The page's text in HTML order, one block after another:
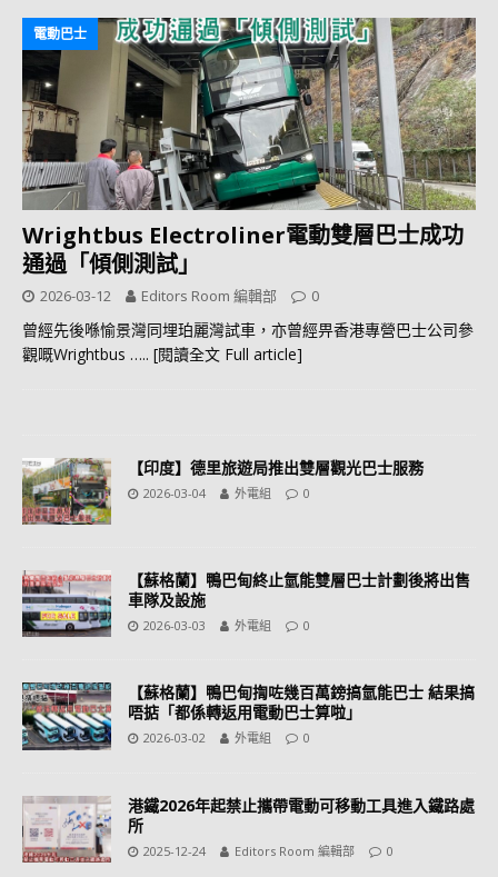
電動巴士
Wrightbus Electroliner電動雙層巴士成功
通過「傾側測試」
2026-03-12 Editors Room 編輯部 0
曾經先後喺愉景灣同埋珀麗灣試車，亦曾經畀香港專營巴士公司參
觀嘅Wrightbus ….. [閱讀全文 Full article]
【印度】德里旅遊局推出雙層觀光巴士服務
2026-03-04 外電組 0
【蘇格蘭】鴨巴甸終止氫能雙層巴士計劃後將出售
車隊及設施
2026-03-03 外電組 0
【蘇格蘭】鴨巴甸揈咗幾百萬鎊搞氫能巴士 結果搞
唔掂「都係轉返用電動巴士算啦」
2026-03-02 外電組 0
港鐵2026年起禁止攜帶電動可移動工具進入鐵路處
所
2025-12-24 Editors Room 編輯部 0